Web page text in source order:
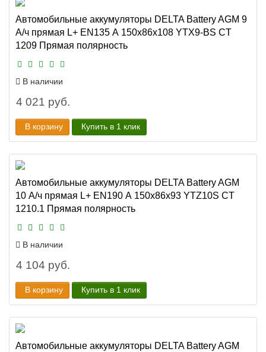
Автомобильные аккумуляторы DELTA Battery AGM 9
А/ч прямая L+ EN135 А 150x86x108 YTX9-BS CT
1209 Прямая полярность
В наличии
4 021 руб.
В корзину Купить в 1 клик
Автомобильные аккумуляторы DELTA Battery AGM
10 А/ч прямая L+ EN190 А 150x86x93 YTZ10S CT
1210.1 Прямая полярность
В наличии
4 104 руб.
В корзину Купить в 1 клик
Автомобильные аккумуляторы DELTA Battery AGM